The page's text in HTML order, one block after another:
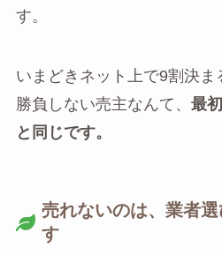
す。
いまどきネット上で9割決
勝負しない売主なんて、 最
と同じです。
売れないのは、業者
す